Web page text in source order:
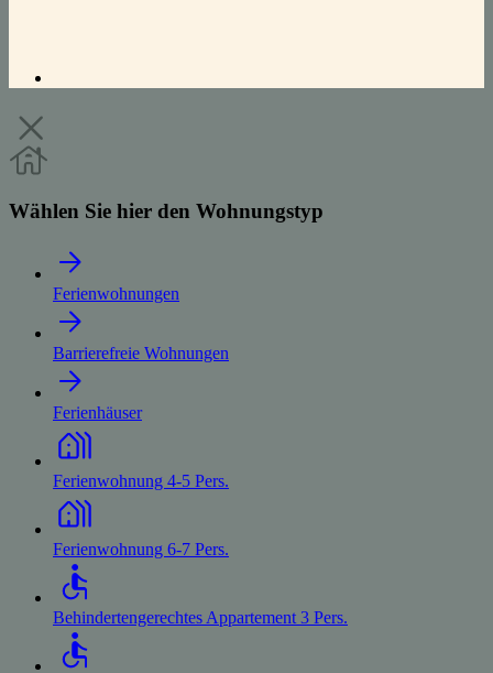
Wählen Sie hier den Wohnungstyp
Ferienwohnungen
Barrierefreie Wohnungen
Ferienhäuser
Ferienwohnung 4-5 Pers.
Ferienwohnung 6-7 Pers.
Behindertengerechtes Appartement 3 Pers.